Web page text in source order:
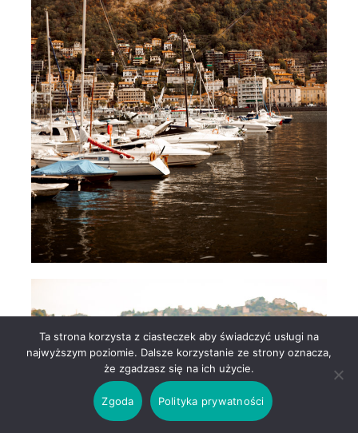
Ta strona korzysta z ciasteczek aby świadczyć usługi na
najwyższym poziomie. Dalsze korzystanie ze strony oznacza,
że zgadzasz się na ich użycie.
Zgoda Polityka prywatności